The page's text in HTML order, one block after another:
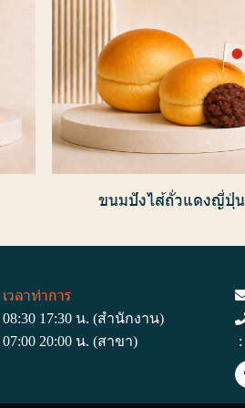
ขนมปังไส้ถั่วแดงญี่ปุ่น
เวลาทำการ
08:30 17:30 น. (สำนักงาน)
07:00 20:00 น. (สาขา)
: